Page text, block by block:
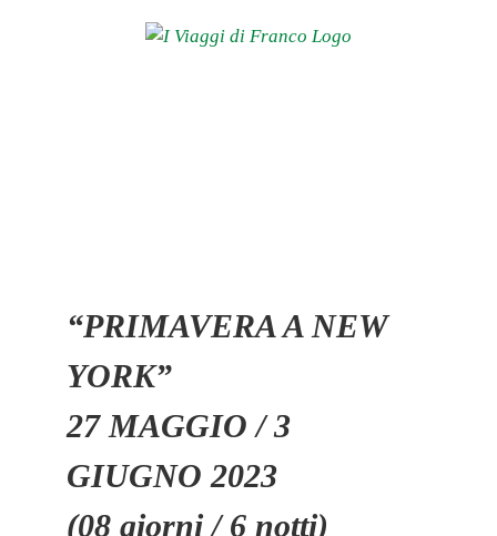
“PRIMAVERA A NEW
YORK”
27 MAGGIO / 3
GIUGNO 2023
(08 giorni / 6 notti)